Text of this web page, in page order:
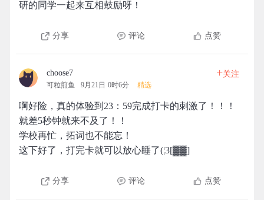
研的同学一起来互相鼓励呀！
分享 评论 点赞
choose7
可粒煎鱼 9月21日 0时6分 精选
+关注
啊好险，真的体验到23：59完成打卡的刺激了！！！
就差5秒钟就来不及了！！
学校再忙，拓词也不能忘！
这下好了，打完卡就可以放心睡了(¦3[▓▓]
分享 评论 点赞